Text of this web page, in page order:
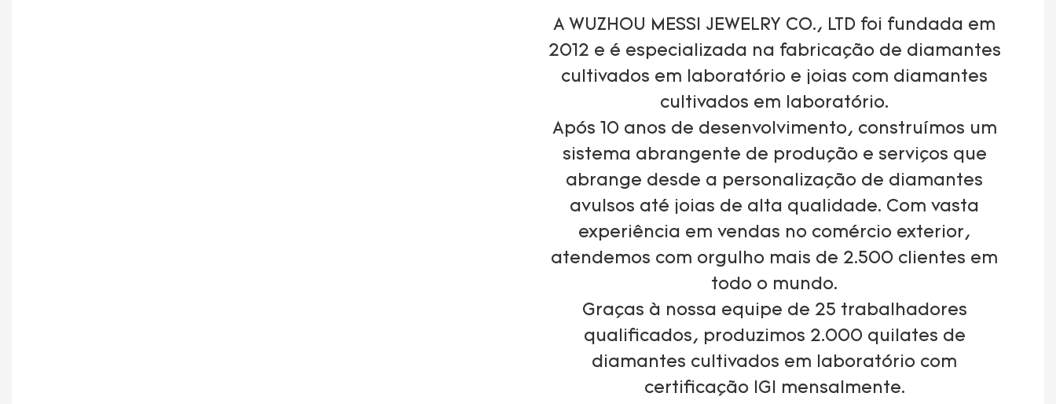
A WUZHOU MESSI JEWELRY CO., LTD foi fundada em
2012 e é especializada na fabricação de diamantes
cultivados em laboratório e joias com diamantes
cultivados em laboratório.
Após 10 anos de desenvolvimento, construímos um
sistema abrangente de produção e serviços que
abrange desde a personalização de diamantes
avulsos até joias de alta qualidade. Com vasta
experiência em vendas no comércio exterior,
atendemos com orgulho mais de 2.500 clientes em
todo o mundo.
Graças à nossa equipe de 25 trabalhadores
qualificados, produzimos 2.000 quilates de
diamantes cultivados em laboratório com
certificação IGI mensalmente.